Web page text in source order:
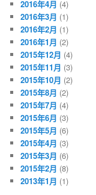
2016年4月 (4)
2016年3月 (1)
2016年2月 (1)
2016年1月 (2)
2015年12月 (4)
2015年11月 (3)
2015年10月 (2)
2015年8月 (2)
2015年7月 (4)
2015年6月 (3)
2015年5月 (6)
2015年4月 (3)
2015年3月 (6)
2015年2月 (8)
2013年1月 (1)